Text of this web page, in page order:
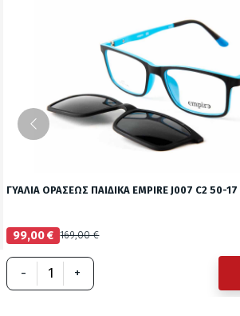
- +
ΓΥΑΛΙΑ ΟΡΑΣΕΩΣ ΠΑΙΔΙΚΑ EMPIRE J007 C2 50-17
99,00 € 169,00 €
Δείτε το προϊόν
test False